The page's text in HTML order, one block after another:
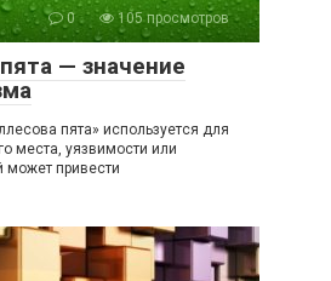
0 105 просмотров
— значение
пята» используется для
места, уязвимости или
может привести